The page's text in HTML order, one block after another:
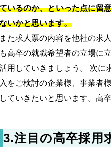
いるのか、といった点に留
いかと思います。
また求人票の内容を他社の求
も高卒の就職希望者の立場に
用していきましょう。 次に
入をご検討の企業様、事業者
していきたいと思います。高
3.注目の高卒採用